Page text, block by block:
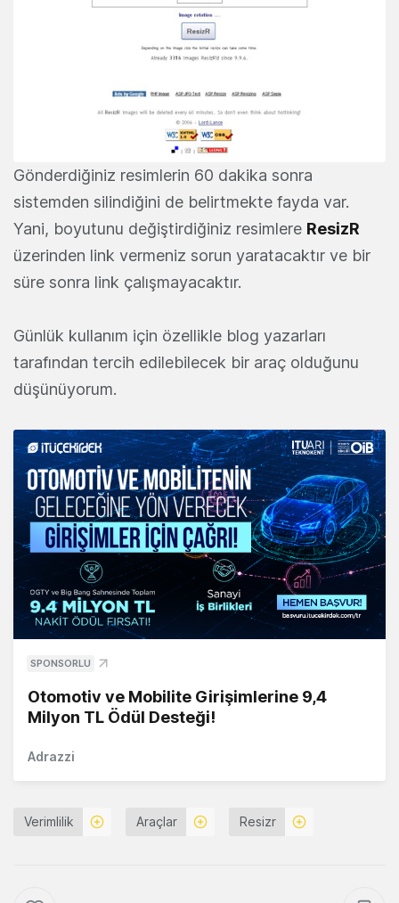
Gönderdiğiniz resimlerin 60 dakika sonra
sistemden silindiğini de belirtmekte fayda var.
Yani, boyutunu değiştirdiğiniz resimlere ResizR
üzerinden link vermeniz sorun yaratacaktır ve bir
süre sonra link çalışmayacaktır.
Günlük kullanım için özellikle blog yazarları
tarafından tercih edilebilecek bir araç olduğunu
düşünüyorum.
SPONSORLU
Otomotiv ve Mobilite Girişimlerine 9,4
Milyon TL Ödül Desteği!
Adrazzi
Verimlilik Araçlar Resizr